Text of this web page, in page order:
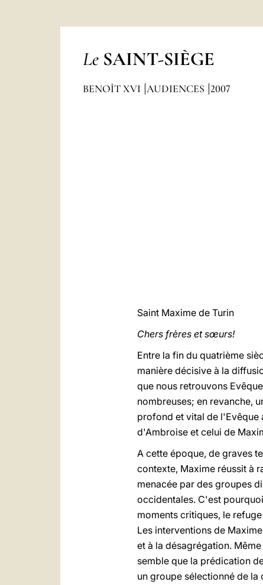
Le SAINT-SIÈGE
BENOÎT XVI AUDIENCES 2007
Saint Maxime de Turin
Chers frères et sœurs!
Entre la fin du quatrième
manière décisive à la
que nous retrouvons
nombreuses; en revanche,
profond et vital de l'Evêque
d'Ambroise et celui de
A cette époque, de graves
contexte, Maxime réussit à
menacée par des groupes
occidentales. C'est
moments critiques, le
Les interventions de
et à la désagrégation.
semble que la prédication
un groupe sélectionné de